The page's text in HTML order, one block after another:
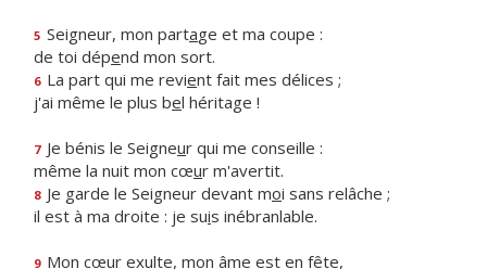
5 Seigneur, mon partage et ma coupe :
de toi dépend mon sort.
6 La part qui me revient fait mes délices ;
j'ai même le plus bel héritage !
7 Je bénis le Seigneur qui me conseille :
même la nuit mon cœur m'avertit.
8 Je garde le Seigneur devant moi sans relâche ;
il est à ma droite : je suis inébranlable.
9 Mon cœur exulte, mon âme est en fête,